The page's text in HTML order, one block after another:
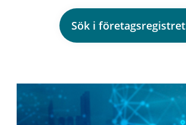
Sök i företagsregistret